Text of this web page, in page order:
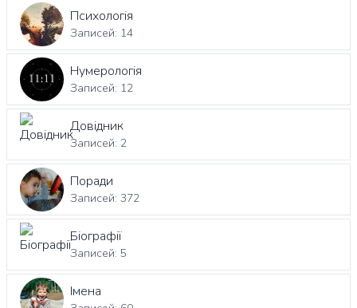
Психологія
Записей: 14
Нумерологія
Записей: 12
Довідник
Записей: 2
Поради
Записей: 372
Біографії
Записей: 5
Імена